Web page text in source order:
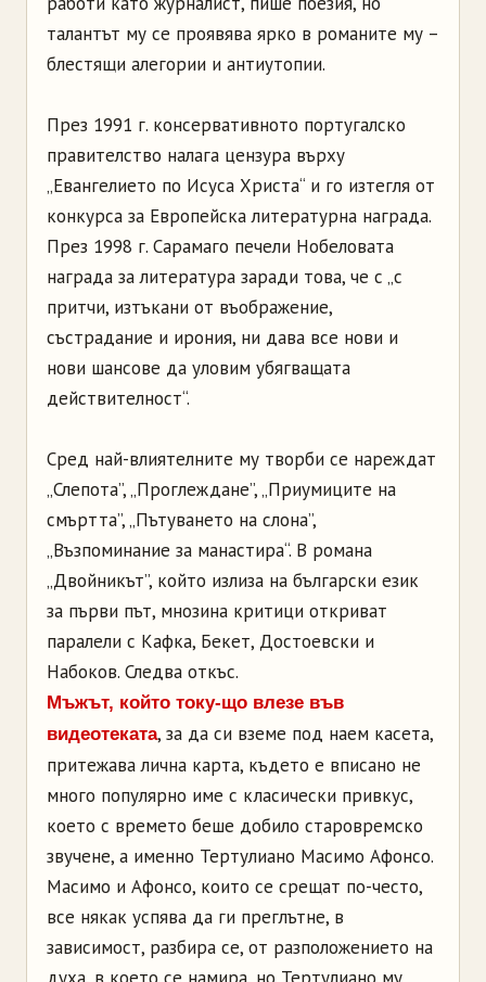
талантът му се проявява ярко в романите му –
блестящи алегории и антиутопии.
През 1991 г. консервативното португалско
правителство налага цензура върху
„Евангелието по Исуса Христа“ и го изтегля от
конкурса за Европейска литературна награда.
През 1998 г. Сарамаго печели Нобеловата
награда за литература заради това, че с „с
притчи, изтъкани от въображение,
състрадание и ирония, ни дава все нови и
нови шансове да уловим убягващата
действителност“.
Сред най-влиятелните му творби се нареждат
„Слепота”, „Проглеждане”, „Приумиците на
смъртта”, „Пътуването на слона”,
„Възпоминание за манастира“. В романа
„Двойникът”, който излиза на български език
за първи път, мнозина критици откриват
паралели с Кафка, Бекет, Достоевски и
Набоков. Следва откъс.
Мъжът, който току-що влезе във
видеотеката, за да си вземе под наем касета,
притежава лична карта, където е вписано не
много популярно име с класически привкус,
което с времето беше добило старовремско
звучене, а именно Тертулиано Масимо Афонсо.
Масимо и Афонсо, които се срещат по-често,
все някак успява да ги преглътне, в
зависимост, разбира се, от разположението на